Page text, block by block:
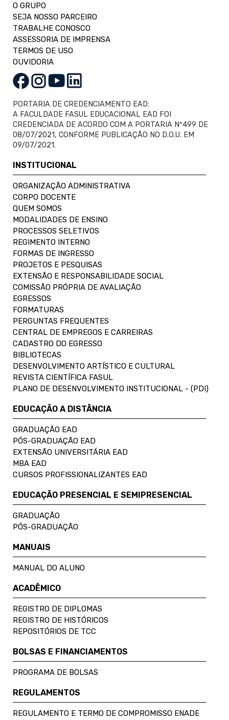
O GRUPO
SEJA NOSSO PARCEIRO
TRABALHE CONOSCO
ASSESSORIA DE IMPRENSA
TERMOS DE USO
OUVIDORIA
PORTARIA DE CREDENCIAMENTO EAD:
A FACULDADE FASUL EDUCACIONAL EAD FOI
CREDENCIADA DE ACORDO COM A PORTARIA Nº499 DE
08/07/2021, CONFORME PUBLICAÇÃO NO D.O.U. EM
09/07/2021.
INSTITUCIONAL
ORGANIZAÇÃO ADMINISTRATIVA
CORPO DOCENTE
QUEM SOMOS
MODALIDADES DE ENSINO
PROCESSOS SELETIVOS
REGIMENTO INTERNO
FORMAS DE INGRESSO
PROJETOS E PESQUISAS
EXTENSÃO E RESPONSABILIDADE SOCIAL
COMISSÃO PRÓPRIA DE AVALIAÇÃO
EGRESSOS
FORMATURAS
PERGUNTAS FREQUENTES
CENTRAL DE EMPREGOS E CARREIRAS
CADASTRO DO EGRESSO
BIBLIOTECAS
DESENVOLVIMENTO ARTÍSTICO E CULTURAL
REVISTA CIENTÍFICA FASUL
PLANO DE DESENVOLVIMENTO INSTITUCIONAL - (PDI)
EDUCAÇÃO A DISTÂNCIA
GRADUAÇÃO EAD
PÓS-GRADUAÇÃO EAD
EXTENSÃO UNIVERSITÁRIA EAD
MBA EAD
CURSOS PROFISSIONALIZANTES EAD
EDUCAÇÃO PRESENCIAL E SEMIPRESENCIAL
GRADUAÇÃO
PÓS-GRADUAÇÃO
MANUAIS
MANUAL DO ALUNO
ACADÊMICO
REGISTRO DE DIPLOMAS
REGISTRO DE HISTÓRICOS
REPOSITÓRIOS DE TCC
BOLSAS E FINANCIAMENTOS
PROGRAMA DE BOLSAS
REGULAMENTOS
REGULAMENTO E TERMO DE COMPROMISSO ENADE